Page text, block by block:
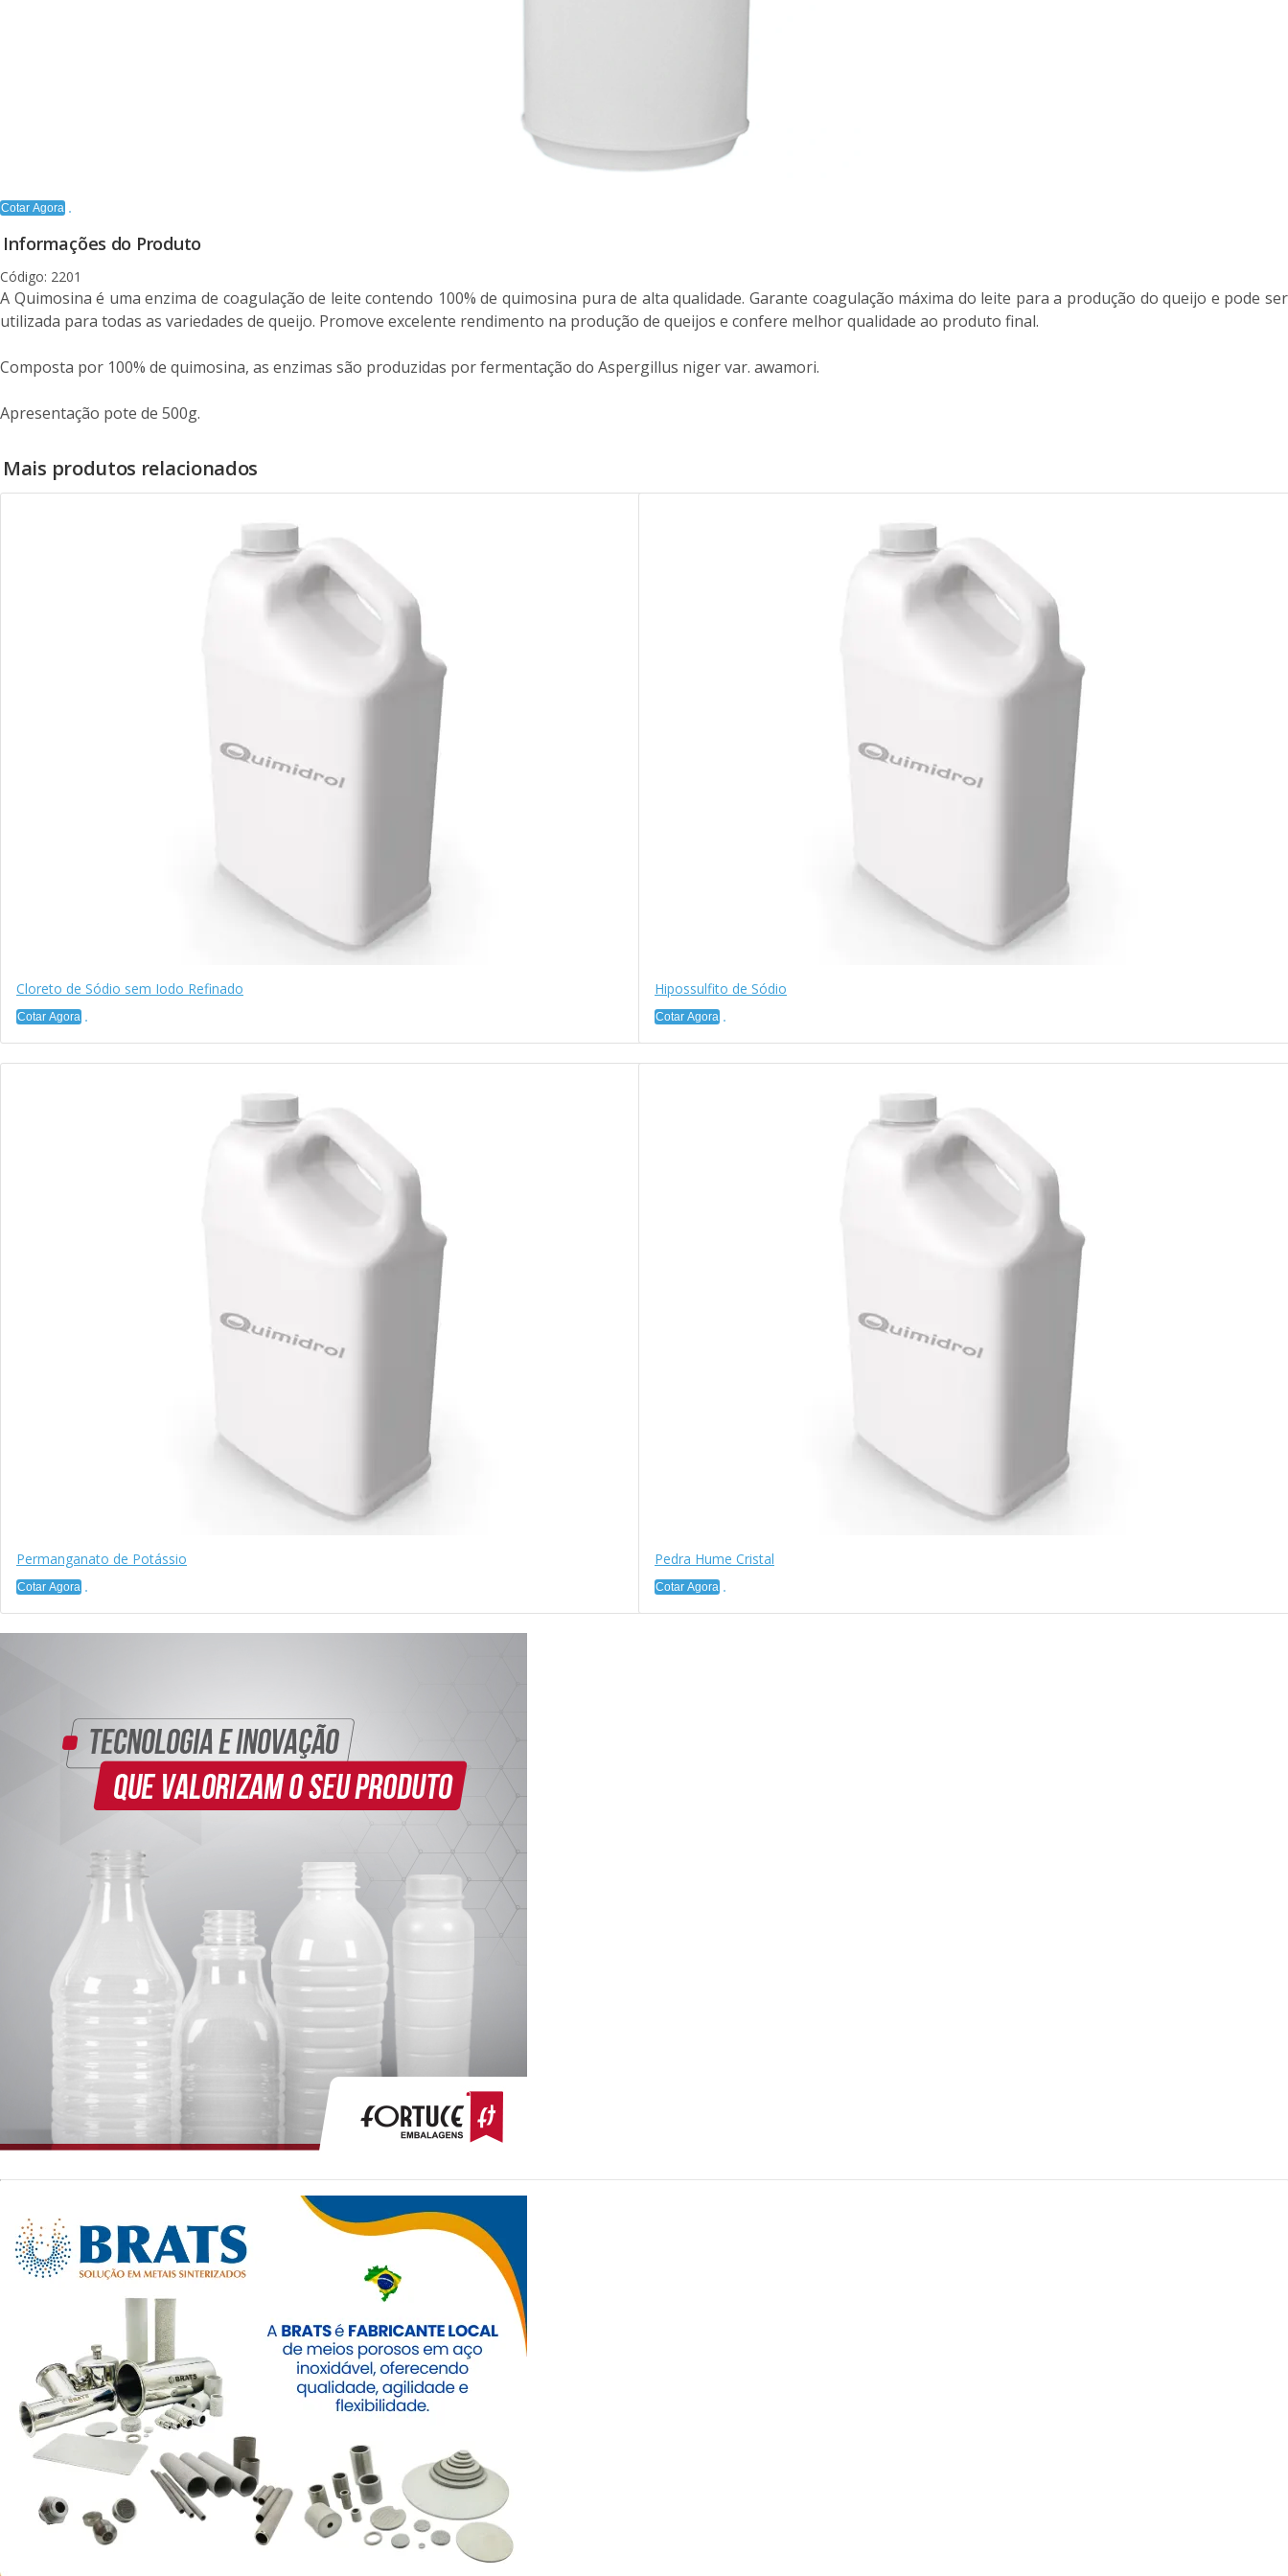
Cotar Agora
Informações do Produto
Código: 2201
A Quimosina é uma enzima de coagulação de leite contendo 100% de quimosina pura de alta qualidade. Garante coagulação máxima do leite para a produção do queijo e pode ser
utilizada para todas as variedades de queijo. Promove excelente rendimento na produção de queijos e confere melhor qualidade ao produto final.
Composta por 100% de quimosina, as enzimas são produzidas por fermentação do Aspergillus niger var. awamori.
Apresentação pote de 500g.
Mais produtos relacionados
Cloreto de Sódio sem Iodo Refinado
Cotar Agora
Hipossulfito de Sódio
Cotar Agora
Permanganato de Potássio
Cotar Agora
Pedra Hume Cristal
Cotar Agora